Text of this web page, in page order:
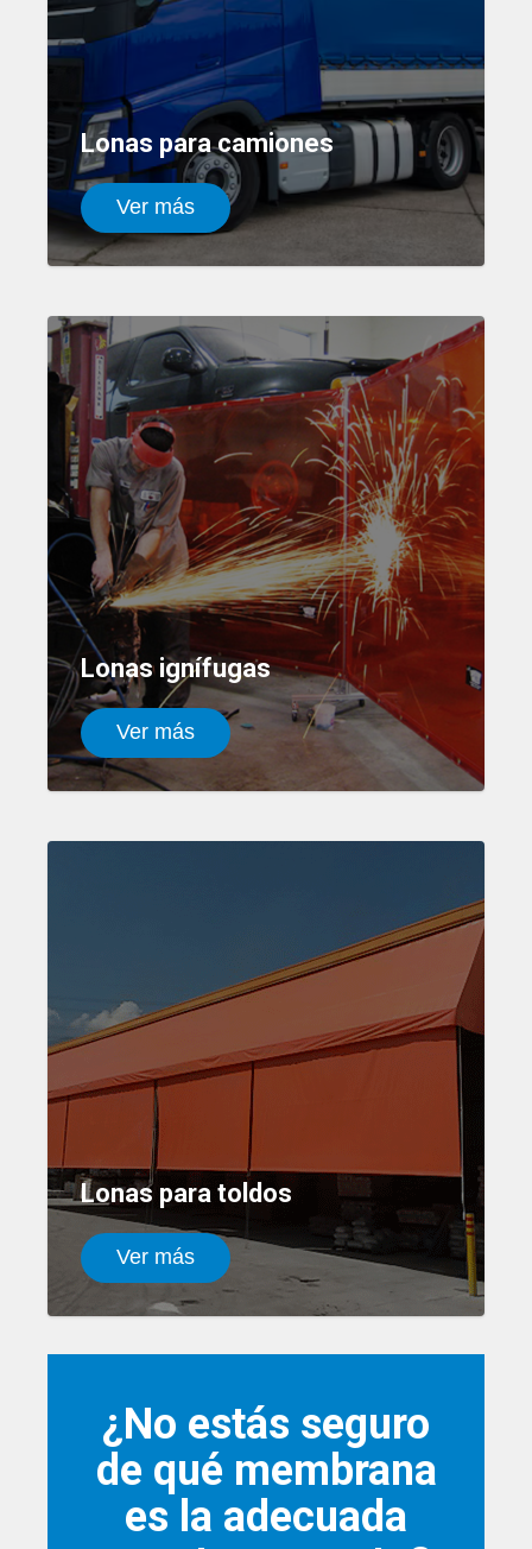
Lonas para camiones
Ver más
Lonas ignífugas
Ver más
Lonas para toldos
Ver más
¿No estás seguro
de qué membrana
es la adecuada